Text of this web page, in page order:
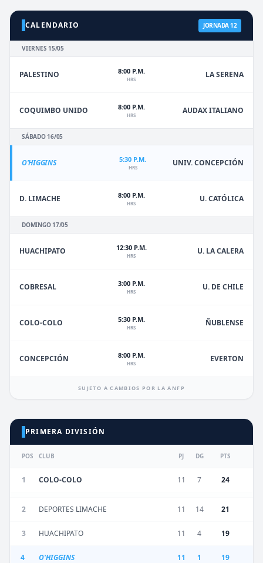
CALENDARIO JORNADA 12
VIERNES 15/05
PALESTINO 8:00 P.M.
HRS LA SERENA
COQUIMBO UNIDO 8:00 P.M.
HRS AUDAX ITALIANO
SÁBADO 16/05
O'HIGGINS 5:30 P.M.
HRS UNIV. CONCEPCIÓN
D. LIMACHE 8:00 P.M.
HRS U. CATÓLICA
DOMINGO 17/05
HUACHIPATO 12:30 P.M.
HRS U. LA CALERA
COBRESAL 3:00 P.M.
HRS U. DE CHILE
COLO-COLO 5:30 P.M.
HRS ÑUBLENSE
CONCEPCIÓN 8:00 P.M.
HRS EVERTON
SUJETO A CAMBIOS POR LA ANFP
PRIMERA DIVISIÓN
POS CLUB PJ DG PTS
1 COLO-COLO 11 7 24
2 DEPORTES LIMACHE 11 14 21
3 HUACHIPATO 11 4 19
4 O'HIGGINS 11 1 19